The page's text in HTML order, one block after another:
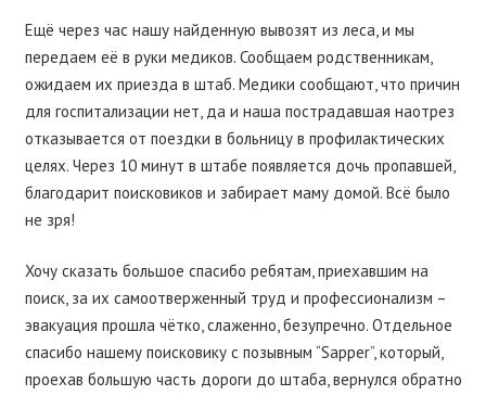
Ещё через час нашу найденную вывозят из леса, и мы
передаем её в руки медиков. Сообщаем родственникам,
ожидаем их приезда в штаб. Медики сообщают, что причин
для госпитализации нет, да и наша пострадавшая наотрез
отказывается от поездки в больницу в профилактических
целях. Через 10 минут в штабе появляется дочь пропавшей,
благодарит поисковиков и забирает маму домой. Всё было
не зря!
Хочу сказать большое спасибо ребятам, приехавшим на
поиск, за их самоотверженный труд и профессионализм –
эвакуация прошла чётко, слаженно, безупречно. Отдельное
спасибо нашему поисковику с позывным “Sapper”, который,
проехав большую часть дороги до штаба, вернулся обратно